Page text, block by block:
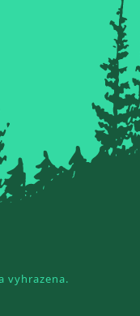
vyhrazena.